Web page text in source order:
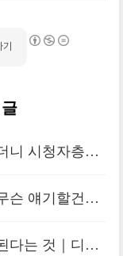
니 시청자층이
얘기할건데?
다는 것｜디지